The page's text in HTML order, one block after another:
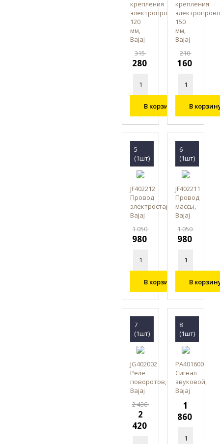
крепления
электропроводки
120
мм,
Bajaj
315
280
В корзину
крепления
150
мм,
Bajaj
210
160
В
5
(1шт)
JF402212
Провод
электростартера,
Bajaj
1 050
980
В корзину
6
(1шт)
JF402211
Провод
массы,
Bajaj
1 050
980
В
7
(1шт)
JG402002
Реле
поворотов,
Bajaj
2 436
2
420
8
(1шт)
PA401600
Сигнал
звуковой,
Bajaj
1
860